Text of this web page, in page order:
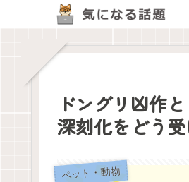
ドングリ凶作
深刻化をどう
ペット・動物